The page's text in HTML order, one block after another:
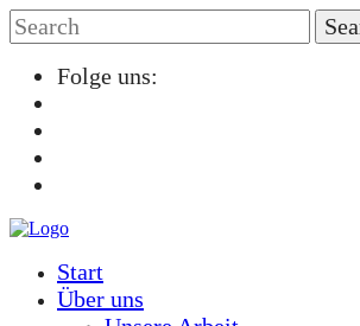
Folge uns:
Start
Über uns